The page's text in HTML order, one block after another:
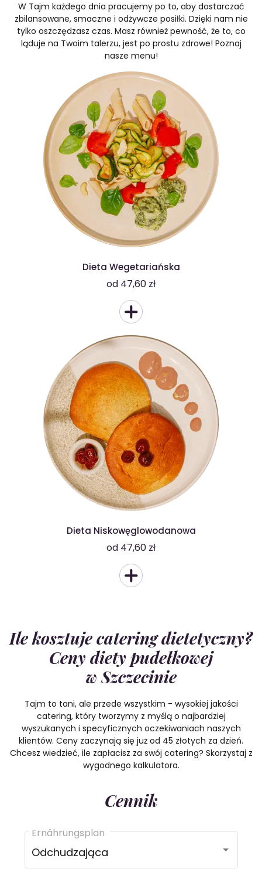
W Tajm każdego dnia pracujemy po to, aby dostarczać
zbilansowane, smaczne i odżywcze posiłki. Dzięki nam nie
tylko oszczędzasz czas. Masz również pewność, że to, co
ląduje na Twoim talerzu, jest po prostu zdrowe! Poznaj
nasze menu!
Dieta Wegetariańska
od 47,60 zł
Dieta Niskowęglowodanowa
od 47,60 zł
Ile kosztuje catering dietetyczny?
Ceny diety pudełkowej
w Szczecinie
Tajm to tani, ale przede wszystkim - wysokiej jakości
catering, który tworzymy z myślą o najbardziej
wyszukanych i specyficznych oczekiwaniach naszych
klientów. Ceny zaczynają się już od 45 złotych za dzień.
Chcesz wiedzieć, ile zapłacisz za swój catering? Skorzystaj z
wygodnego kalkulatora.
Cennik
Odchudzająca
Ernährungsplan